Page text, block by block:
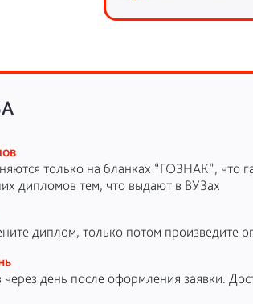
только на бланках “ГОЗНАК”, что
дипломов тем, что выдают в ВУЗах
диплом, только потом произведите
день после оформления заявки.